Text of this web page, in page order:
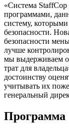
«Система
программами,
систему,
безопасности.
безопасности
лучше
мы выдерживаем
трат для
достоинству
учитывать их
генеральный
Программа